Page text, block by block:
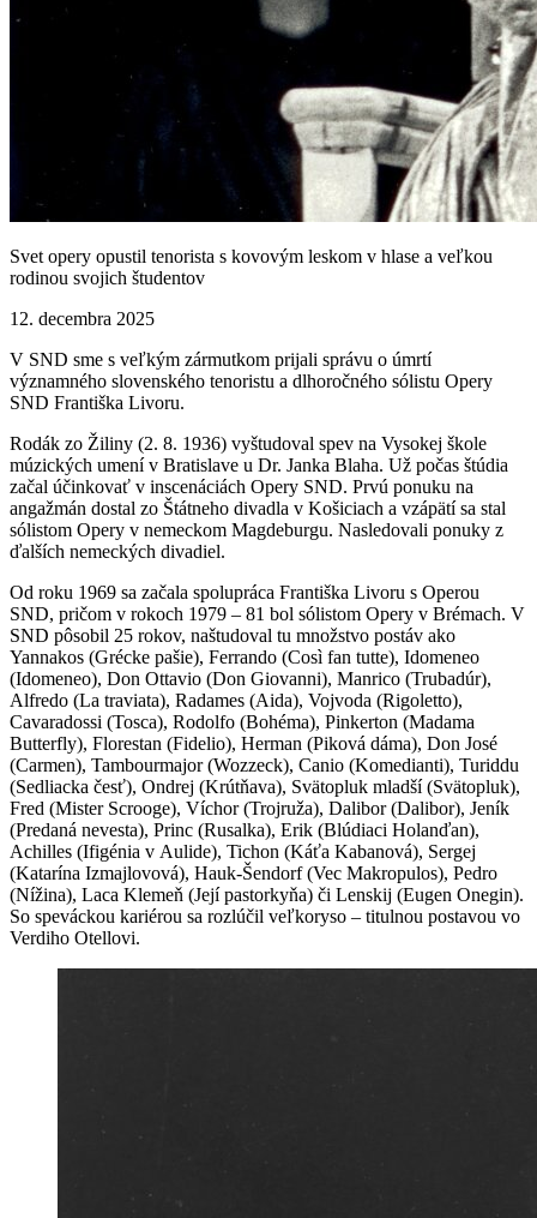
Svet opery opustil tenorista s kovovým leskom v hlase a veľkou
rodinou svojich študentov
12. decembra 2025
V SND sme s veľkým zármutkom prijali správu o úmrtí
významného slovenského tenoristu a dlhoročného sólistu Opery
SND Františka Livoru.
Rodák zo Žiliny (2. 8. 1936) vyštudoval spev na Vysokej škole
múzických umení v Bratislave u Dr. Janka Blaha. Už počas štúdia
začal účinkovať v inscenáciách Opery SND. Prvú ponuku na
angažmán dostal zo Štátneho divadla v Košiciach a vzápätí sa stal
sólistom Opery v nemeckom Magdeburgu. Nasledovali ponuky z
ďalších nemeckých divadiel.
Od roku 1969 sa začala spolupráca Františka Livoru s Operou
SND, pričom v rokoch 1979 – 81 bol sólistom Opery v Brémach. V
SND pôsobil 25 rokov, naštudoval tu množstvo postáv ako
Yannakos (Grécke pašie), Ferrando (Così fan tutte), Idomeneo
(Idomeneo), Don Ottavio (Don Giovanni), Manrico (Trubadúr),
Alfredo (La traviata), Radames (Aida), Vojvoda (Rigoletto),
Cavaradossi (Tosca), Rodolfo (Bohéma), Pinkerton (Madama
Butterfly), Florestan (Fidelio), Herman (Piková dáma), Don José
(Carmen), Tambourmajor (Wozzeck), Canio (Komedianti), Turiddu
(Sedliacka česť), Ondrej (Krútňava), Svätopluk mladší (Svätopluk),
Fred (Mister Scrooge), Víchor (Trojruža), Dalibor (Dalibor), Jeník
(Predaná nevesta), Princ (Rusalka), Erik (Blúdiaci Holanďan),
Achilles (Ifigénia v Aulide), Tichon (Káťa Kabanová), Sergej
(Katarína Izmajlovová), Hauk-Šendorf (Vec Makropulos), Pedro
(Nížina), Laca Klemeň (Její pastorkyňa) či Lenskij (Eugen Onegin).
So speváckou kariérou sa rozlúčil veľkoryso – titulnou postavou vo
Verdiho Otellovi.